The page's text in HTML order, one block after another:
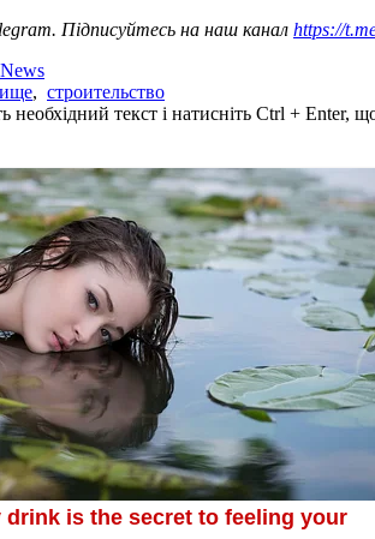
Підписуйтесь на наш канал https://
, строительство
необхідний текст і натисніть Ctrl + Enter,